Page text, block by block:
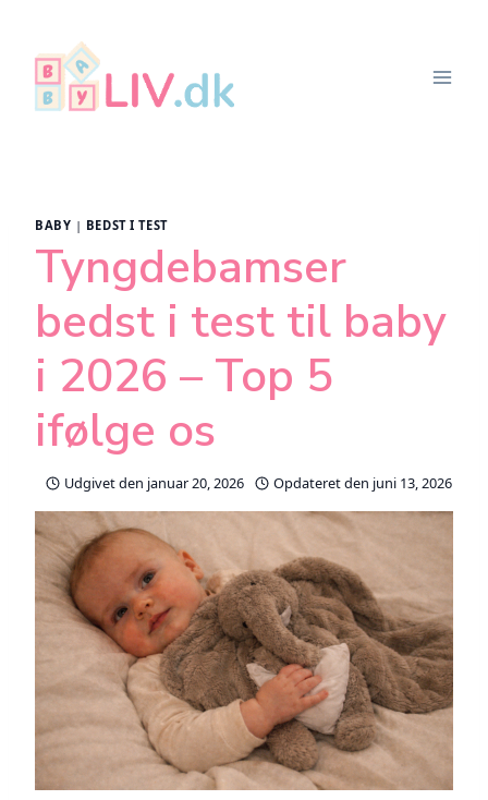
indhold
BABY | BEDST I TEST
Tyngdebamser
bedst i test til baby
i 2026 – Top 5
ifølge os
Udgivet den januar 20, 2026 Opdateret den juni 13, 2026